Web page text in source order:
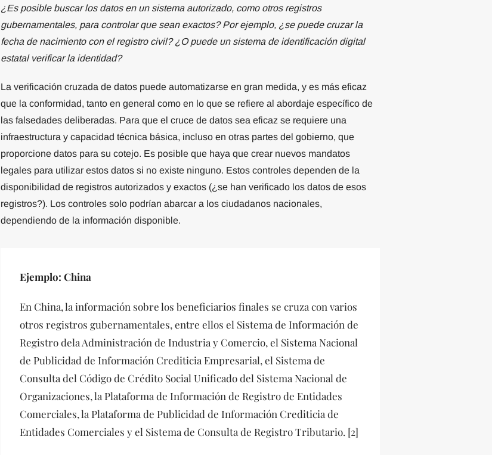
¿Es posible buscar los datos en un sistema autorizado, como otros registros
gubernamentales, para controlar que sean exactos? Por ejemplo, ¿se puede cruzar la
fecha de nacimiento con el registro civil? ¿O puede un sistema de identificación digital
estatal verificar la identidad?
La verificación cruzada de datos puede automatizarse en gran medida, y es más eficaz
que la conformidad, tanto en general como en lo que se refiere al abordaje específico de
las falsedades deliberadas. Para que el cruce de datos sea eficaz se requiere una
infraestructura y capacidad técnica básica, incluso en otras partes del gobierno, que
proporcione datos para su cotejo. Es posible que haya que crear nuevos mandatos
legales para utilizar estos datos si no existe ninguno. Estos controles dependen de la
disponibilidad de registros autorizados y exactos (¿se han verificado los datos de esos
registros?). Los controles solo podrían abarcar a los ciudadanos nacionales,
dependiendo de la información disponible.
Ejemplo: China
En China, la información sobre los beneficiarios finales se cruza con varios
otros registros gubernamentales, entre ellos el Sistema de Información de
Registro dela Administración de Industria y Comercio, el Sistema Nacional
de Publicidad de Información Crediticia Empresarial, el Sistema de
Consulta del Código de Crédito Social Unificado del Sistema Nacional de
Organizaciones, la Plataforma de Información de Registro de Entidades
Comerciales, la Plataforma de Publicidad de Información Crediticia de
Entidades Comerciales y el Sistema de Consulta de Registro Tributario. [2]